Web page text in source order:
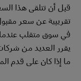
قبل أن تتلقى هذا
تقريبية عن سعر
في سوق متقلب عندما
يقرر العديد من
ما إذا كان على قدم